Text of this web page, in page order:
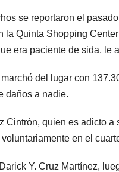
se reportaron el
la Quinta Shopping
era paciente de sida, le
marchó del lugar con
daños a nadie.
Cintrón, quien es adicto
en el
Y. Cruz Martínez,